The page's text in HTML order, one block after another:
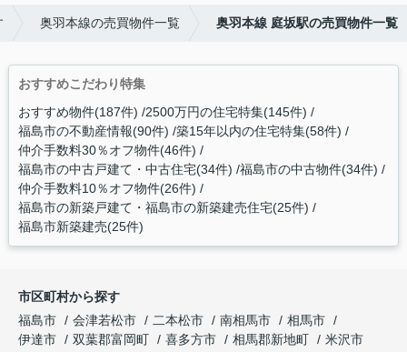
奥羽本線の売買物件一覧 奥羽本線 庭坂駅の売買物件一覧
おすすめこだわり特集
おすすめ物件(187件) 2500万円の住宅特集(145件)
福島市の不動産情報(90件) 築15年以内の住宅特集(58件)
仲介手数料30％オフ物件(46件)
福島市の中古戸建て・中古住宅(34件) 福島市の中古物件(34件)
仲介手数料10％オフ物件(26件)
福島市の新築戸建て・福島市の新築建売住宅(25件)
福島市新築建売(25件)
市区町村から探す
福島市
会津若松市 二本松市 南相馬市
相馬市
伊達市
双葉郡富岡町 喜多方市 相馬郡新地町
米沢市